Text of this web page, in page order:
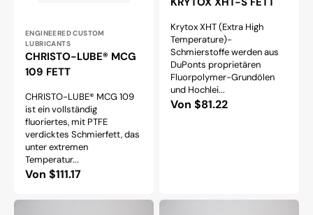
Anbieter:
ENGINEERED CUSTOM
LUBRICANTS
CHRISTO-LUBE® MCG
109 FETT
CHRISTO-LUBE® MCG 109
ist ein vollständig
fluoriertes, mit PTFE
verdicktes Schmierfett, das
unter extremen
Temperatur...
Normaler
Von $111.17
Krytox XHT (Extra High
Temperature)-
Schmierstoffe werden aus
DuPonts proprietären
Fluorpolymer-Grundölen
und Hochlei...
Normaler
Von $81.22
CHRISTO-
CHRISTO-